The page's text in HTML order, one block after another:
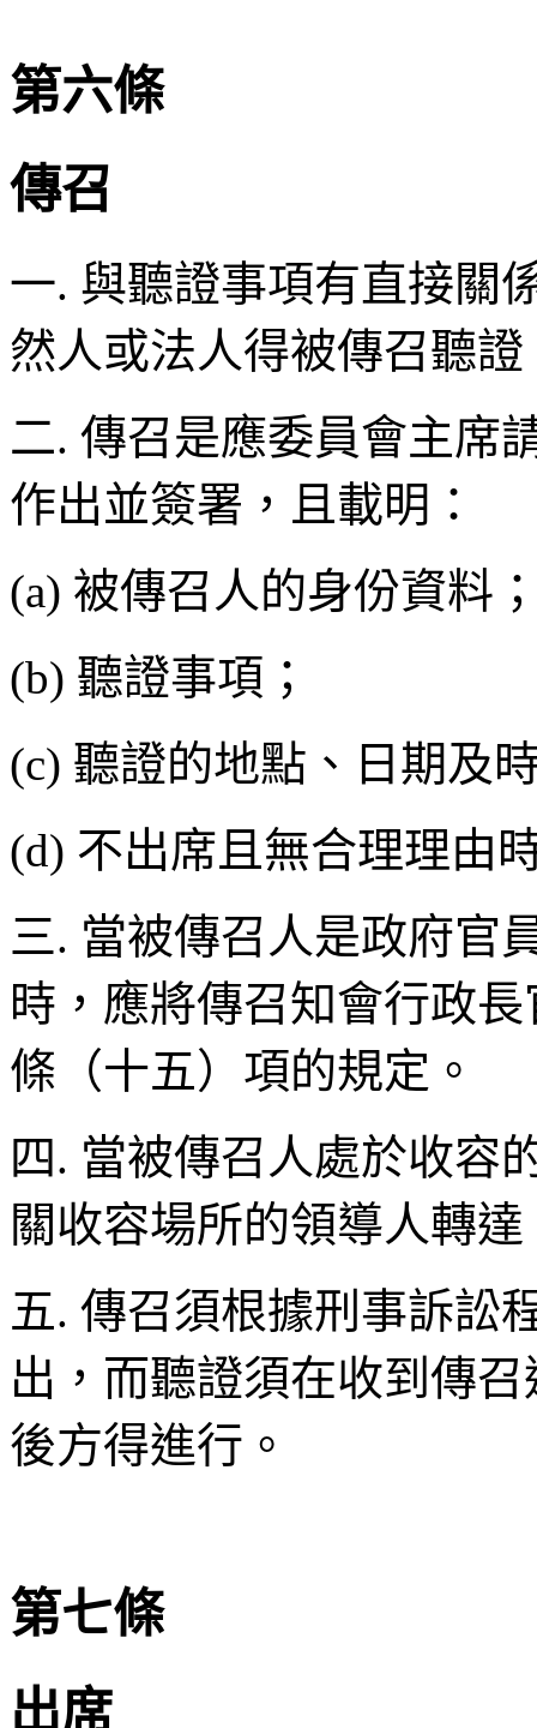
第六條
傳召
一. 與聽證事項有直接關
然人或法人得被傳召聽證
二. 傳召是應委員會主席
作出並簽署，且載明：
(a) 被傳召人的身份資料
(b) 聽證事項；
(c) 聽證的地點、日期及
(d) 不出席且無合理理由
三. 當被傳召人是政府官
時，應將傳召知會行政
條（十五）項的規定。
四. 當被傳召人處於收容
關收容場所的領導人轉
五. 傳召須根據刑事訴訟
出，而聽證須在收到傳
後方得進行。
第七條
出席